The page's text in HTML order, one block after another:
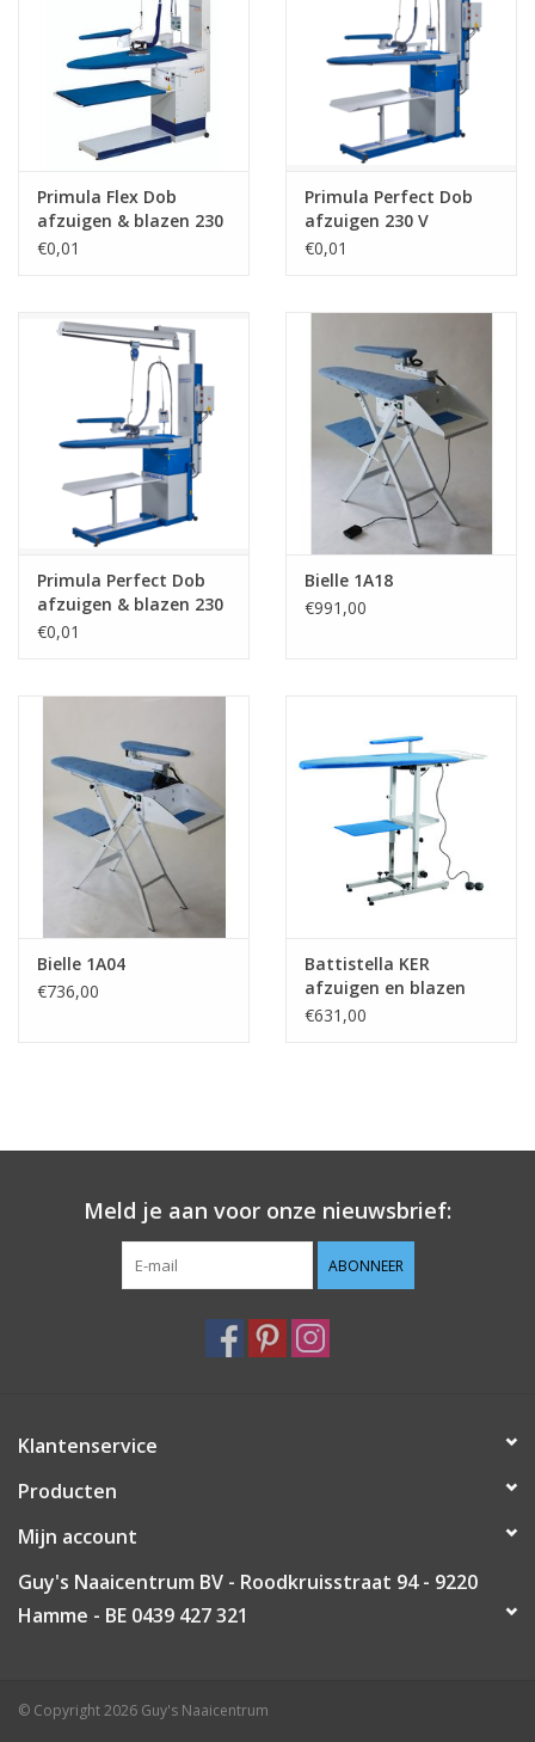
Primula Flex Dob
afzuigen & blazen 230
V
€0,01
Primula Perfect Dob
afzuigen 230 V
€0,01
Primula Perfect Dob
afzuigen & blazen 230
V
€0,01
Bielle 1A18
€991,00
Bielle 1A04
€736,00
Battistella KER
afzuigen en blazen
€631,00
Meld je aan voor onze nieuwsbrief:
ABONNEER
Klantenservice
Producten
Mijn account
Guy's Naaicentrum BV - Roodkruisstraat 94 - 9220
Hamme - BE 0439 427 321
© Copyright 2026 Guy's Naaicentrum